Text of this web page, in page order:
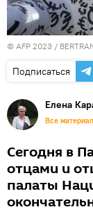
© AFP 2023 /
Подписаться
Елена
Все
Сегодня в
отцами и
палаты